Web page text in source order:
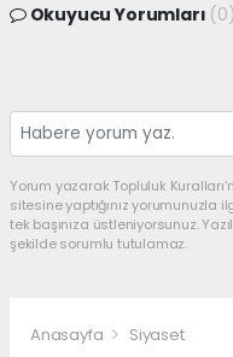
Okuyucu Yorumları (0)
Yorum yazarak Topluluk
sitesine yaptığınız
tek başınıza üstleniyorsunuz.
şekilde sorumlu tutulamaz.
Anasayfa Siyaset